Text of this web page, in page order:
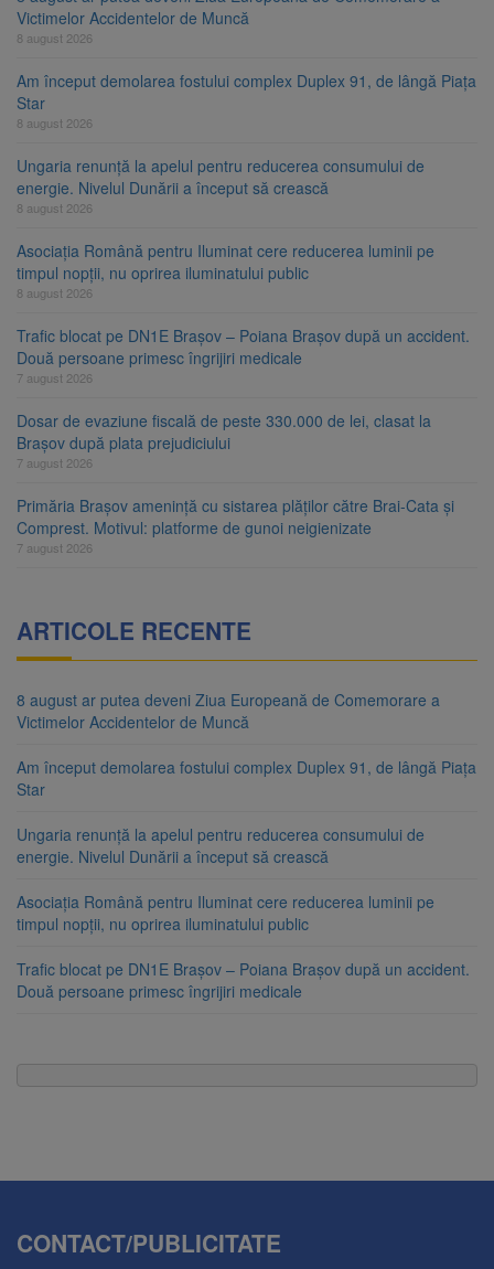
Victimelor Accidentelor de Muncă
8 august 2026
Am început demolarea fostului complex Duplex 91, de lângă Piața
Star
8 august 2026
Ungaria renunță la apelul pentru reducerea consumului de
energie. Nivelul Dunării a început să crească
8 august 2026
Asociația Română pentru Iluminat cere reducerea luminii pe
timpul nopții, nu oprirea iluminatului public
8 august 2026
Trafic blocat pe DN1E Brașov – Poiana Brașov după un accident.
Două persoane primesc îngrijiri medicale
7 august 2026
Dosar de evaziune fiscală de peste 330.000 de lei, clasat la
Brașov după plata prejudiciului
7 august 2026
Primăria Brașov amenință cu sistarea plăților către Brai-Cata și
Comprest. Motivul: platforme de gunoi neigienizate
7 august 2026
ARTICOLE RECENTE
8 august ar putea deveni Ziua Europeană de Comemorare a
Victimelor Accidentelor de Muncă
Am început demolarea fostului complex Duplex 91, de lângă Piața
Star
Ungaria renunță la apelul pentru reducerea consumului de
energie. Nivelul Dunării a început să crească
Asociația Română pentru Iluminat cere reducerea luminii pe
timpul nopții, nu oprirea iluminatului public
Trafic blocat pe DN1E Brașov – Poiana Brașov după un accident.
Două persoane primesc îngrijiri medicale
CONTACT/PUBLICITATE